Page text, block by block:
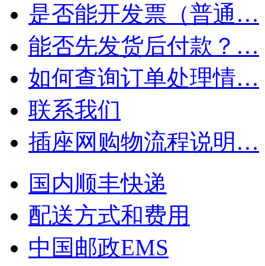
是否能开发票（普通…
能否先发货后付款？…
如何查询订单处理情…
联系我们
插座网购物流程说明…
国内顺丰快递
配送方式和费用
中国邮政EMS